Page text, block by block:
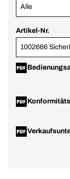
Alle
Artikel-Nr.
1002666